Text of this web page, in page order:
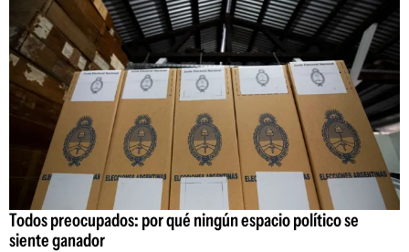
Todos preocupados: por qué ningún espacio político se
siente ganador